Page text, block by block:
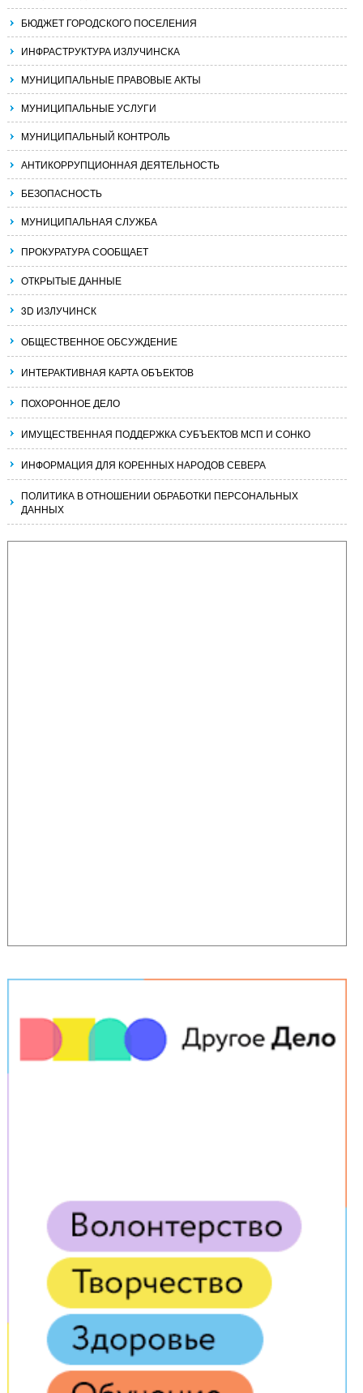
БЮДЖЕТ ГОРОДСКОГО ПОСЕЛЕНИЯ
ИНФРАСТРУКТУРА ИЗЛУЧИНСКА
МУНИЦИПАЛЬНЫЕ ПРАВОВЫЕ АКТЫ
МУНИЦИПАЛЬНЫЕ УСЛУГИ
МУНИЦИПАЛЬНЫЙ КОНТРОЛЬ
АНТИКОРРУПЦИОННАЯ ДЕЯТЕЛЬНОСТЬ
БЕЗОПАСНОСТЬ
МУНИЦИПАЛЬНАЯ СЛУЖБА
ПРОКУРАТУРА СООБЩАЕТ
ОТКРЫТЫЕ ДАННЫЕ
3D ИЗЛУЧИНСК
ОБЩЕСТВЕННОЕ ОБСУЖДЕНИЕ
ИНТЕРАКТИВНАЯ КАРТА ОБЪЕКТОВ
ПОХОРОННОЕ ДЕЛО
ИМУЩЕСТВЕННАЯ ПОДДЕРЖКА СУБЪЕКТОВ МСП И СОНКО
ИНФОРМАЦИЯ ДЛЯ КОРЕННЫХ НАРОДОВ СЕВЕРА
ПОЛИТИКА В ОТНОШЕНИИ ОБРАБОТКИ ПЕРСОНАЛЬНЫХ
ДАННЫХ